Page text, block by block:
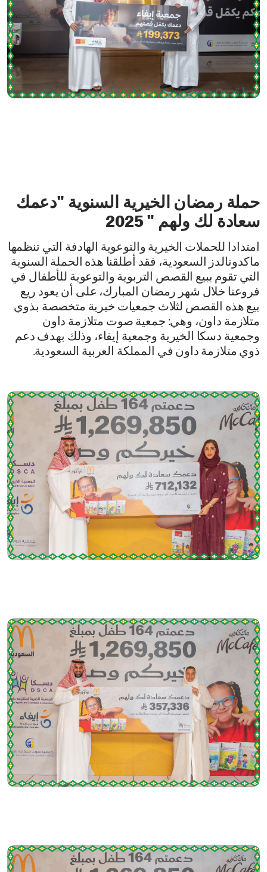
حملة رمضان الخيرية السنوية "دعمك
سعادة لك ولهم " 2025
امتدادا للحملات الخيرية والتوعوية الهادفة التي تنظمها
ماكدونالدز السعودية، فقد أطلقنا هذه الحملة السنوية
التي تقوم ببيع القصص التربوية والتوعوية للأطفال في
فروعنا خلال شهر رمضان المبارك، على أن يعود ريع
بيع هذه القصص لثلاث جمعيات خيرية متخصصة بذوي
متلازمة داون، وهي: جمعية صوت متلازمة داون
وجمعية دسكا الخيرية وجمعية إيفاء، وذلك بهدف دعم
ذوي متلازمة داون في المملكة العربية السعودية.